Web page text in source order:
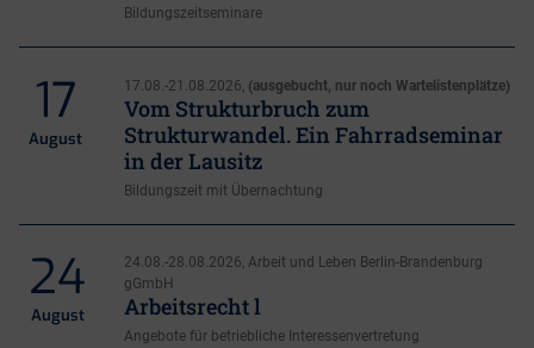
Bildungszeitseminare
17
August
17.08.-21.08.2026, (ausgebucht, nur noch Wartelistenplätze)
Vom Strukturbruch zum
Strukturwandel. Ein Fahrradseminar
in der Lausitz
Bildungszeit mit Übernachtung
24
August
24.08.-28.08.2026, Arbeit und Leben Berlin-Brandenburg
gGmbH
Arbeitsrecht l
Angebote für betriebliche Interessenvertretung